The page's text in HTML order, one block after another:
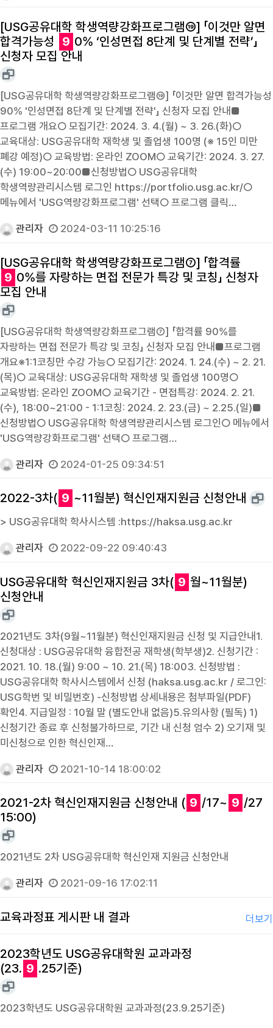
[USG공유대학 학생역량강화프로그램⑲] 「이것만 알면
합격가능성
9 0% ‘인성면접 8단계 및 단계별 전략’」
신청자 모집 안내
[USG공유대학 학생역량강화프로그램⑲] 「이것만 알면 합격가능성
90% '인성면접 8단계 및 단계별 전략'」 신청자 모집 안내■
프로그램 개요○ 모집기간: 2024. 3. 4.(월) ~ 3. 26.(화)○
교육대상: USG공유대학 재학생 및 졸업생 100명 (※ 15인 미만
폐강 예정)○ 교육방법: 온라인 ZOOM○ 교육기간: 2024. 3. 27.
(수) 19:00~20:00■신청방법○ USG공유대학
학생역량관리시스템 로그인 https://portfolio.usg.ac.kr/○
메뉴에서 'USG역량강화프로그램' 선택○ 프로그램 클릭…
관리자 2024-03-11 10:25:16
[USG공유대학 학생역량강화프로그램⑦] 「합격률
9 0%를 자랑하는 면접 전문가 특강 및 코칭」 신청자
모집 안내
[USG공유대학 학생역량강화프로그램⑦] 「합격률 90%를
자랑하는 면접 전문가 특강 및 코칭」 신청자 모집 안내■프로그램
개요※1:1코칭만 수강 가능○ 모집기간: 2024. 1. 24.(수) ~ 2. 21.
(목)○ 교육대상: USG공유대학 재학생 및 졸업생 100명○
교육방법: 온라인 ZOOM○ 교육기간 - 면접특강: 2024. 2. 21.
(수), 18:00~21:00 - 1:1코칭: 2024. 2. 23.(금) ~ 2.25.(일)■
신청방법○ USG공유대학 학생역량관리시스템 로그인○ 메뉴에서
'USG역량강화프로그램' 선택○ 프로그램…
관리자 2024-01-25 09:34:51
2022-3차( 9 ~11월분) 혁신인재지원금 신청안내
> USG공유대학 학사시스템 :https://haksa.usg.ac.kr
관리자 2022-09-22 09:40:43
USG공유대학 혁신인재지원금 3차( 9 월~11월분)
신청안내
2021년도 3차(9월~11월분) 혁신인재지원금 신청 및 지급안내1.
신청대상 : USG공유대학 융합전공 재학생(학부생)2. 신청기간 :
2021. 10. 18.(월) 9:00 ~ 10. 21.(목) 18:003. 신청방법 :
USG공유대학 학사시스템에서 신청 (haksa.usg.ac.kr / 로그인:
USG학번 및 비밀번호) -신청방법 상세내용은 첨부파일(PDF)
확인4. 지급일정 : 10월 말 (별도안내 없음)5.유의사항 (필독) 1)
신청기간 종료 후 신청불가하므로, 기간 내 신청 엄수 2) 오기재 및
미신청으로 인한 혁신인재…
관리자 2021-10-14 18:00:02
2021-2차 혁신인재지원금 신청안내 ( 9 /17~ 9 /27
15:00)
2021년도 2차 USG공유대학 혁신인재 지원금 신청안내
관리자 2021-09-16 17:02:11
교육과정표 게시판 내 결과 더보기
2023학년도 USG공유대학원 교과과정
(23. 9 .25기준)
2023학년도 USG공유대학원 교과과정(23.9.25기준)